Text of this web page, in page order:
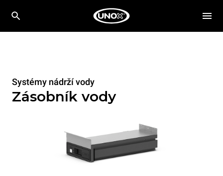
Systémy nádrží vody
Zásobník vody